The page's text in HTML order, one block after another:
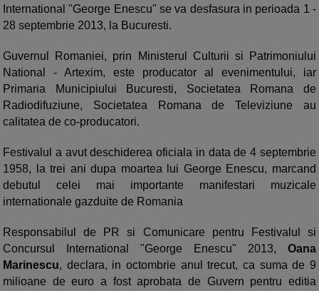
International "George Enescu" se va desfasura in perioada 1 -
28 septembrie 2013, la Bucuresti.
Guvernul Romaniei, prin Ministerul Culturii si Patrimoniului
National - Artexim, este producator al evenimentului, iar
Primaria Municipiului Bucuresti, Societatea Romana de
Radiodifuziune, Societatea Romana de Televiziune au
calitatea de co-producatori.
Festivalul a avut deschiderea oficiala in data de 4 septembrie
1958, la trei ani dupa moartea lui George Enescu, marcand
debutul celei mai importante manifestari muzicale
internationale gazduite de Romania
Responsabilul de PR si Comunicare pentru Festivalul si
Concursul International "George Enescu" 2013, Oana
Marinescu, declara, in octombrie anul trecut, ca suma de 9
milioane de euro a fost aprobata de Guvern pentru editia